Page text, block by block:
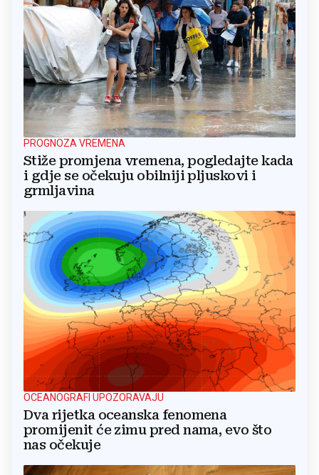
PROGNOZA VREMENA
Stiže promjena vremena, pogledajte kada
i gdje se očekuju obilniji pljuskovi i
grmljavina
OCEANOGRAFI UPOZORAVAJU
Dva rijetka oceanska fenomena
promijenit će zimu pred nama, evo što
nas očekuje